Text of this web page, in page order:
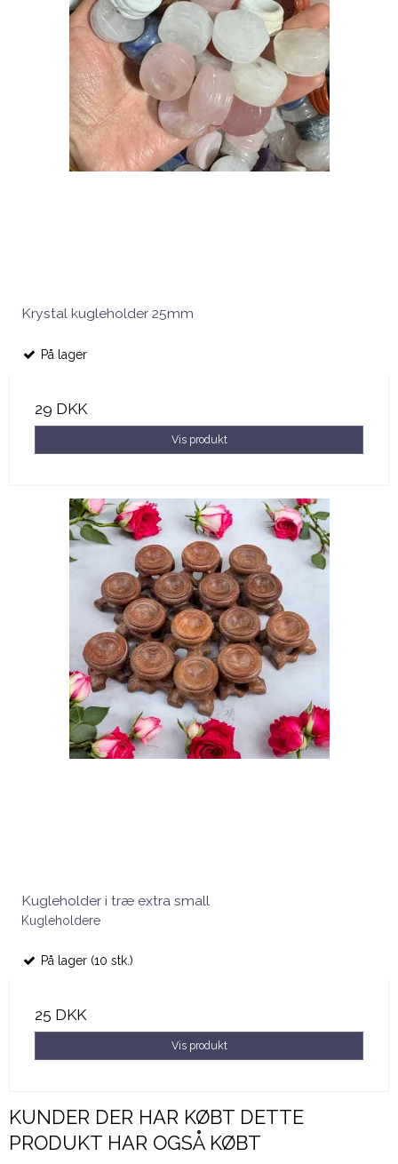
Krystal kugleholder 25mm
På lager
29 DKK
Vis produkt
Kugleholder i træ extra small
Kugleholdere
På lager (10 stk.)
25 DKK
Vis produkt
KUNDER DER HAR KØBT DETTE
PRODUKT HAR OGSÅ KØBT